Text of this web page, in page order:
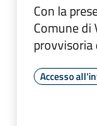
Con la
Comune di
Accesso